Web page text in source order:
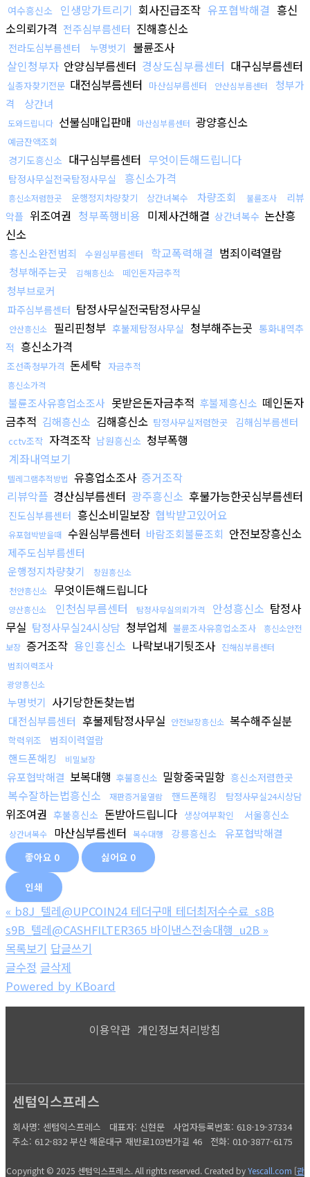
여수흥신소 인생망가트리기 회사진급조작 유포협박해결 흥신
소의뢰가격 전주심부름센터 진해흥신소
전라도심부름센터 누명벗기
불륜조사
살인청부자 안양심부름센터 경상도심부름센터 대구심부름센터
실종자찾기전문 대전심부름센터 마산심부름센터 안산심부름센터
청부가
격
상간녀
도와드립니다 선불심매입판매 마산심부름센터 광양흥신소
예금잔액조회
경기도흥신소 대구심부름센터 무엇이든해드립니다
탐정사무실전국탐정사무실 흥신소가격
흥신소저렴한곳 운행정지차량찾기 상간녀복수 차량조회 불륜조사
리뷰
악플 위조여권 청부폭행비용 미제사건해결 상간녀복수 논산흥
신소
흥신소완전범죄 수원심부름센터 학교폭력해결 범죄이력열람
청부해주는곳 김해흥신소 떼인돈자금추적
청부브로커
파주심부름센터 탐정사무실전국탐정사무실
안산흥신소 필리핀청부 후불제탐정사무실 청부해주는곳 통화내역추
적 흥신소가격
조선족청부가격 돈세탁 자금추적
흥신소가격
불륜조사유흥업소조사 못받은돈자금추적 후불제흥신소 떼인돈자
금추적 김해흥신소 김해흥신소 탐정사무실저렴한곳 김해심부름센터
cctv조작 자격조작 남원흥신소 청부폭행
계좌내역보기
텔레그램추적방법 유흥업소조사 증거조작
리뷰악플 경산심부름센터 광주흥신소 후불가능한곳심부름센터
진도심부름센터 흥신소비밀보장 협박받고있어요
유포협박받을때 수원심부름센터 바람조회불륜조회 안전보장흥신소
제주도심부름센터
운행정지차량찾기
창원흥신소
천안흥신소
무엇이든해드립니다
양산흥신소 인천심부름센터 탐정사무실의뢰가격 안성흥신소 탐정사
무실 탐정사무실24시상담 청부업체 불륜조사유흥업소조사
흥신소안전
보장 증거조작 용인흥신소 나락보내기뒷조사 진해심부름센터
범죄이력조사
광양흥신소
누명벗기 사기당한돈찾는법
대전심부름센터 후불제탐정사무실 안전보장흥신소 복수해주실분
학력위조 범죄이력열람
핸드폰해킹 비밀보장
유포협박해결 보복대행 후불흥신소 밀항중국밀항 흥신소저렴한곳
복수잘하는법흥신소 재판증거물열람 핸드폰해킹 탐정사무실24시상담
위조여권 후불흥신소 돈받아드립니다 생상여부확인 서울흥신소
상간녀복수 마산심부름센터 복수대행 강릉흥신소 유포협박해결
좋아요 0 싫어요 0
인쇄
« b8J_텔레@UPCOIN24 테더구매 테더최저수수료_s8B
s9B_텔레@CASHFILTER365 바이낸스전송대행_u2B »
목록보기 답글쓰기
글수정 글삭제
Powered by KBoard
이용약관 개인정보처리방침
센텀익스프레스
회사명: 센텀익스프레스 대표자: 신현문 사업자등록번호: 618-19-37334
주소: 612-832 부산 해운대구 재반로103번가길 46 전화: 010-3877-6175
Copyright © 2025 센텀익스프레스. All rights reserved. Created byYescall.com [관